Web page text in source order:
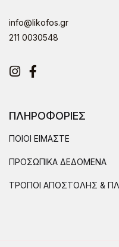
info@likofos.gr
211 0030548
Instagram
Facebook
ΠΛΗΡΟΦΟΡΙΕΣ
ΠΟΙΟΙ ΕΙΜΑΣΤΕ
ΠΡΟΣΩΠΙΚΑ ΔΕΔΟΜΕΝΑ
ΤΡΟΠΟΙ ΑΠΟΣΤΟΛΗΣ &